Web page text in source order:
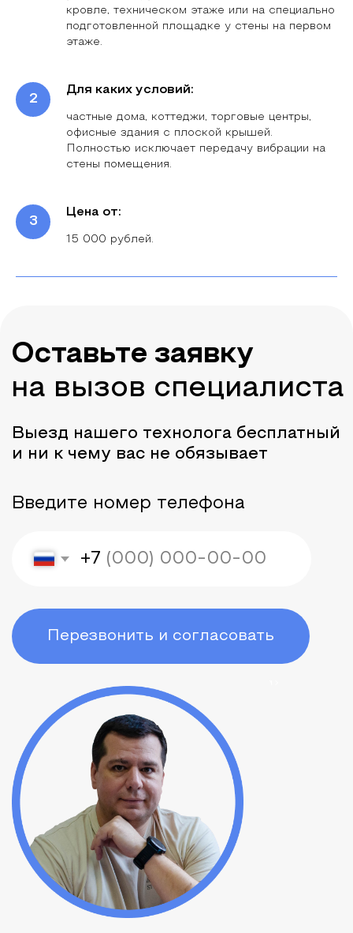
кровле, техническом этаже или на специально
подготовленной площадке у стены на первом
этаже.
Для каких условий:
частные дома, коттеджи, торговые центры,
офисные здания с плоской крышей.
Полностью исключает передачу вибрации на
стены помещения.
Цена от:
15 000 рублей.